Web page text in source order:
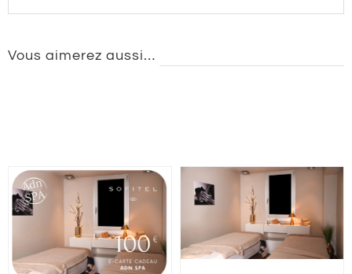
Vous aimerez aussi…